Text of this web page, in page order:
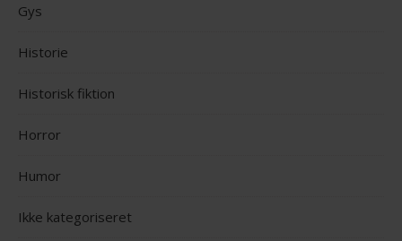
Gys
Historie
Historisk fiktion
Horror
Humor
Ikke kategoriseret